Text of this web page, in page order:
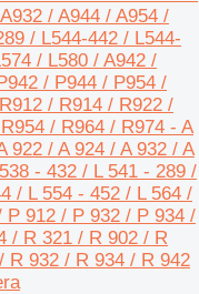
/ A944 / A954 /
/ L544-442 / L544-
/ L580 / A942 /
/ P944 / P954 /
/ R914 / R922 /
/ R964 / R974 - A
922 / A 924 / A 932 / A
- 432 / L 541 - 289 /
/ L 554 - 452 / L 564 /
P 912 / P 932 / P 934 /
/ R 321 / R 902 / R
R 932 / R 934 / R 942